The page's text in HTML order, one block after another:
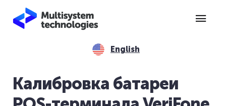
English
Калибровка батареи